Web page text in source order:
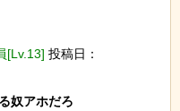
[Lv.13] 投稿日：
奴アホだろ